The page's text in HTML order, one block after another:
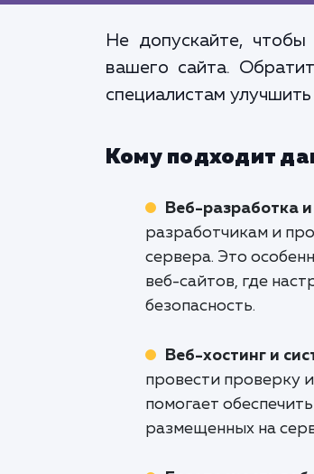
Не допускайте, чтобы
вашего сайта.
специалистам
Кому подходит
Веб-разработка
разработчикам и
сервера. Это
веб-сайтов, где
безопасность.
Веб-хостинг и
провести проверку
помогает
размещенных на